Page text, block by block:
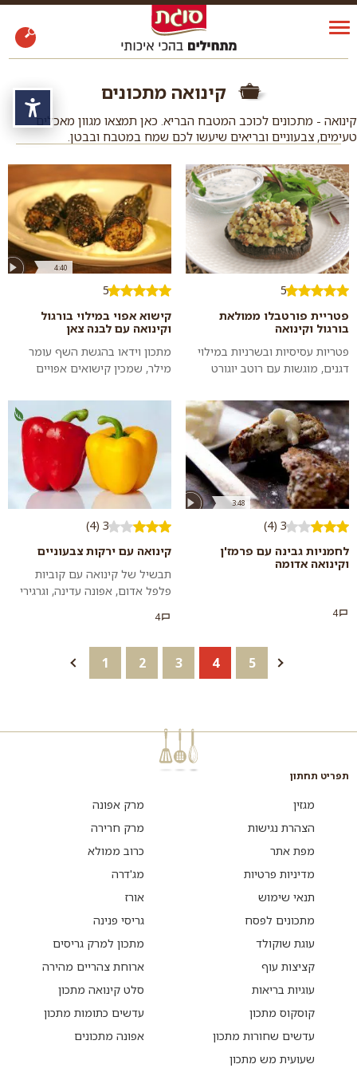
קינואה מתכונים
קינואה - מתכונים לכוכב המטבח הבריא. כאן תמצאו מגוון מאכלים
טעימים, צבעוניים ובריאים שיעשו לכם שמח במטבח ובבטן.
5
פטריית פורטבלו ממולאת
בורגול וקינואה
פטריות עסיסיות ובשרניות במילוי
דגנים, מוגשות עם רוטב יוגורט
חלבי אוהבי פטריות יעופו גם על...
4:40
5
קישוא אפוי במילוי בורגול
וקינואה עם לבנה צאן
מתכון וידאו בהגשת השף עומר
מילר, שמכין קישואים אפויים
וקינואה עם לבנה צאן ועוד המון
דברים טובי...
3:48
3 (4)
לחמניות גבינה עם פרמז'ן
וקינואה אדומה
4
3 (4)
קינואה עם ירקות צבעוניים
תבשיל של קינואה עם קוביות
פלפל אדום, אפונה עדינה, וגרגירי
4
1 2 3 4 5
תפריט תחתון
מגזין
הצהרת נגישות
מפת אתר
מדיניות פרטיות
תנאי שימוש
מתכונים לפסח
עוגת שוקולד
קציצות עוף
עוגיות בריאות
קוסקוס מתכון
עדשים שחורות מתכון
שעועית מש מתכון
מרק אפונה
מרק חרירה
כרוב ממולא
מג'דרה
אורז
גריסי פנינה
מתכון למרק גריסים
ארוחת צהריים מהירה
סלט קינואה מתכון
עדשים כתומות מתכון
אפונה מתכונים